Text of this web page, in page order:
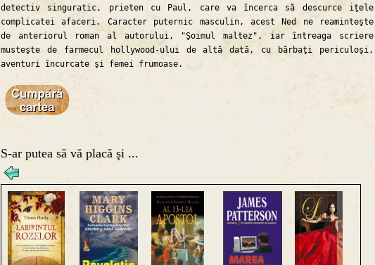
detectiv singuratic, prieten cu Paul, care va încerca să descurce iţele
complicatei afaceri. Caracter puternic masculin, acest Ned ne reaminteşte
de anteriorul roman al autorului, "Şoimul maltez", iar întreaga scriere
musteşte de farmecul hollywood-ului de altă dată, cu bărbaţi periculoşi,
aventuri încurcate şi femei frumoase.
S-ar putea să vă placă şi ...